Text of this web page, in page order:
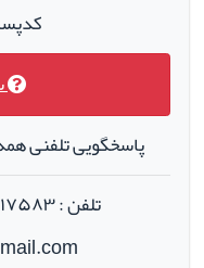
کدپستی:
پاسخگویی تلفنی همه روزه
تلفن : ۰۲۱۳۳۹۱۷۵۸۳ - ۰۲۱۳۳۹۱۴۴۳۴